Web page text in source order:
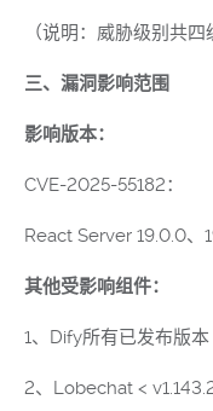
（说明：威胁级别共
三、漏洞影响范围
影响版本：
CVE-2025-55182：
React Server 19.0.0、
其他受影响组件：
1、Dify所有已发布版本
2、Lobechat <